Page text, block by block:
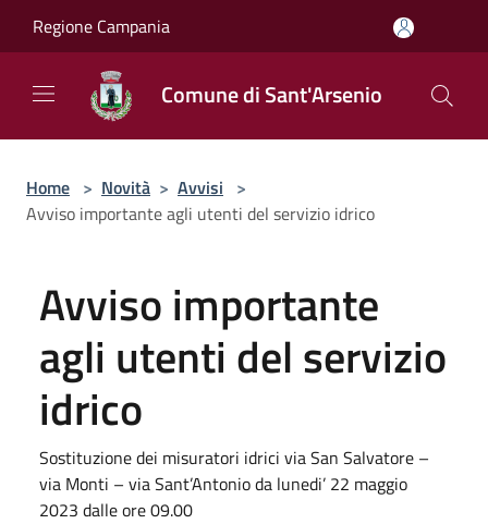
Regione Campania
Comune di Sant'Arsenio
Home > Novità > Avvisi >
Avviso importante agli utenti del servizio idrico
Avviso importante
agli utenti del servizio
idrico
Sostituzione dei misuratori idrici via San Salvatore –
via Monti – via Sant’Antonio da lunedi’ 22 maggio
2023 dalle ore 09.00